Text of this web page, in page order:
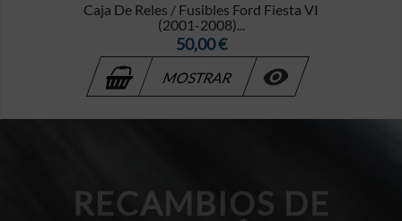
Caja De Reles / Fusibles Ford Fiesta VI
(2001-2008)...
Precio
50,00 €
MOSTRAR 
RECAMBIOS DE